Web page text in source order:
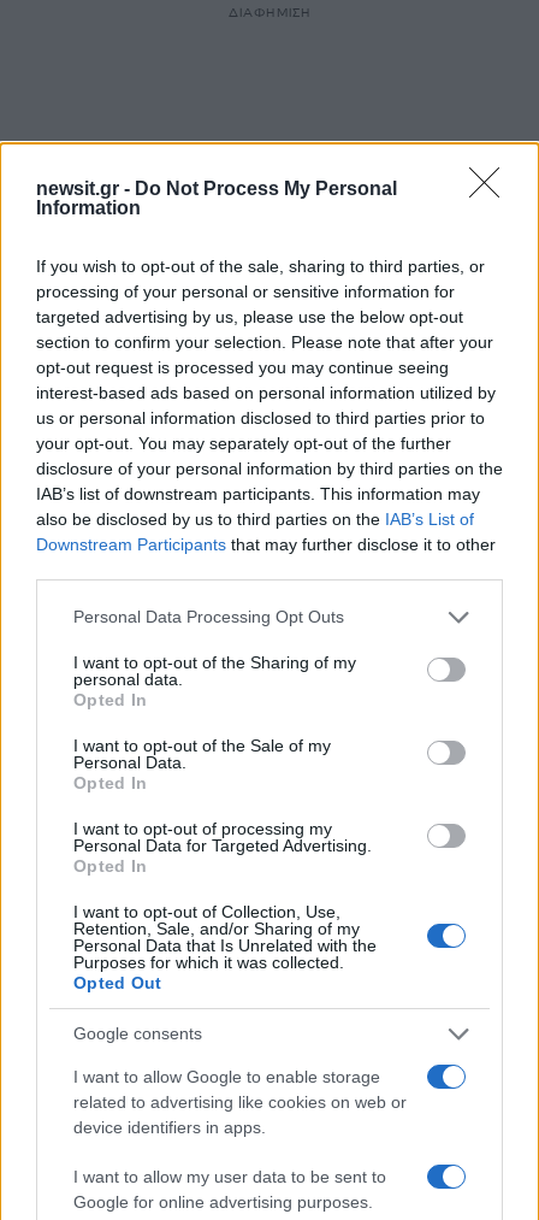
newsit.gr - Do Not Process My Personal
Information
If you wish to opt-out of the sale, sharing to third parties, or
processing of your personal or sensitive information for
targeted advertising by us, please use the below opt-out
section to confirm your selection. Please note that after your
opt-out request is processed you may continue seeing
interest-based ads based on personal information utilized by
us or personal information disclosed to third parties prior to
your opt-out. You may separately opt-out of the further
disclosure of your personal information by third parties on the
IAB’s list of downstream participants. This information may
also be disclosed by us to third parties on the IAB’s List of
Downstream Participants that may further disclose it to other
Please note that this website/app uses one or more Google
not limited to your visit or usage behaviour. You may click to
grant or deny consent to Google and its third-party tags to
use your data for below specified purposes in below Google
consent section.
Personal Data Processing Opt Outs
I want to opt-out of the Sharing of my
personal data.
Opted In
I want to opt-out of the Sale of my
Personal Data.
Opted In
I want to opt-out of processing my
Personal Data for Targeted Advertising.
Opted In
I want to opt-out of Collection, Use,
Retention, Sale, and/or Sharing of my
Personal Data that Is Unrelated with the
Purposes for which it was collected.
Opted Out
Google consents
I want to allow Google to enable storage
related to advertising like cookies on web or
device identifiers in apps.
I want to allow my user data to be sent to
Google for online advertising purposes.
ΔΙΑΦΗΜΙΣΗ
Σχόλια
Σχολίασε εδώ
50 /50
2000 /2000
Αν τα χάσατε
ταυτοποίηση» λέει ο
δικηγόρος της 46χρονης –
Η ξανθιά κοτσίδα και η
ίδια υπόθεση
προβλήματα ο
που έκρυψε τον
έκανε για τα